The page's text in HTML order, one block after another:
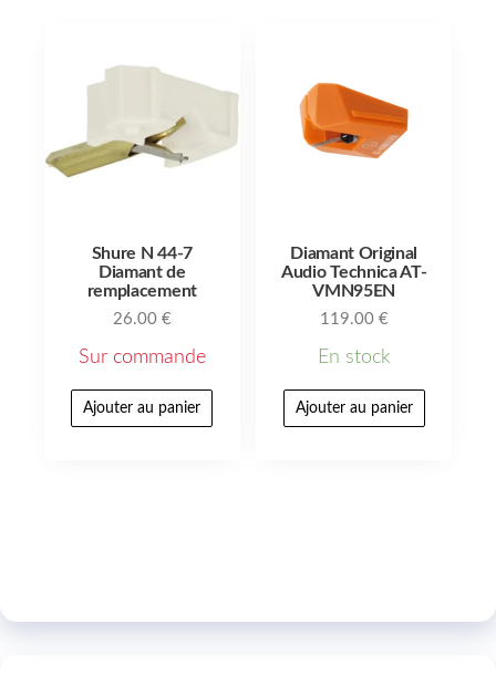
Shure N 44-7
Diamant de
remplacement
26.00 €
Sur commande
Ajouter au panier
Diamant Original
Audio Technica AT-
VMN95EN
119.00 €
En stock
Ajouter au panier